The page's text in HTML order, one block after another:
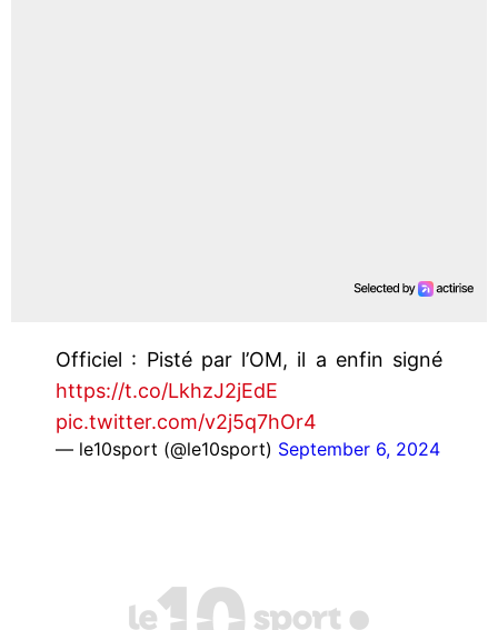
Officiel : Pisté par l’OM, il a enfin signé
https://t.co/LkhzJ2jEdE
pic.twitter.com/v2j5q7hOr4
— le10sport (@le10sport) September 6, 2024